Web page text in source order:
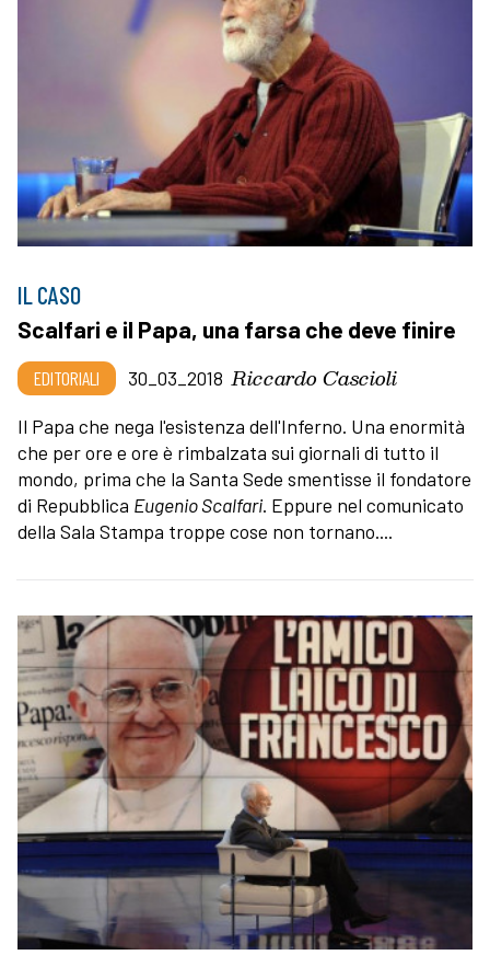
IL CASO
Scalfari e il Papa, una farsa che deve finire
EDITORIALI 30_03_2018 Riccardo Cascioli
Il Papa che nega l'esistenza dell'Inferno. Una enormità
che per ore e ore è rimbalzata sui giornali di tutto il
mondo, prima che la Santa Sede smentisse il fondatore
di Repubblica Eugenio Scalfari. Eppure nel comunicato
della Sala Stampa troppe cose non tornano....